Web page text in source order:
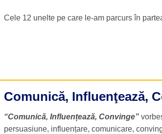
Cele 12 unelte pe care le-am parcurs în
Comunică, Influenţează,
“Comunică, Influențează, Convinge”
persuasiune, influențare, comunicare,